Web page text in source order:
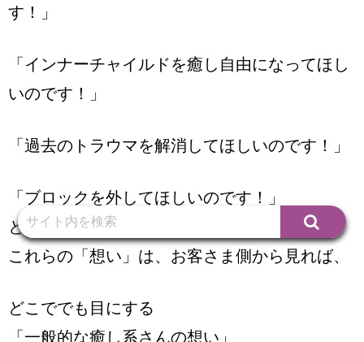
す！」
「インナーチャイルドを癒し自由になってほし
いのです！」
「過去のトラウマを解消してほしいのです！」
「ブロックを外してほしいのです！」
という想いを伝えています。
これらの「想い」は、お客さま側から見れば、
どこででも目にする
「一般的な癒し系さんの想い」